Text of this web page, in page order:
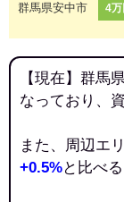
群馬県安中市 4万
【現在】群馬
なっており、
また、周辺エ
+0.5%と比べ